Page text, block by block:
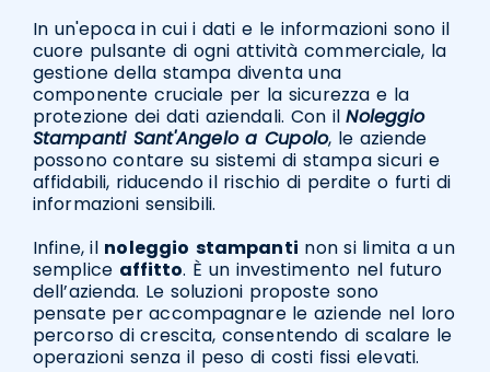
In un'epoca in cui i dati e le informazioni sono il
cuore pulsante di ogni attività commerciale, la
gestione della stampa diventa una
componente cruciale per la sicurezza e la
protezione dei dati aziendali. Con ilNoleggio
Stampanti Sant'Angelo a Cupolo, le aziende
possono contare su sistemi di stampa sicuri e
affidabili, riducendo il rischio di perdite o furti di
informazioni sensibili.
Infine, il noleggio stampanti non si limita a un
semplice affitto. È un investimento nel futuro
dell’azienda. Le soluzioni proposte sono
pensate per accompagnare le aziende nel loro
percorso di crescita, consentendo di scalare le
operazioni senza il peso di costi fissi elevati.